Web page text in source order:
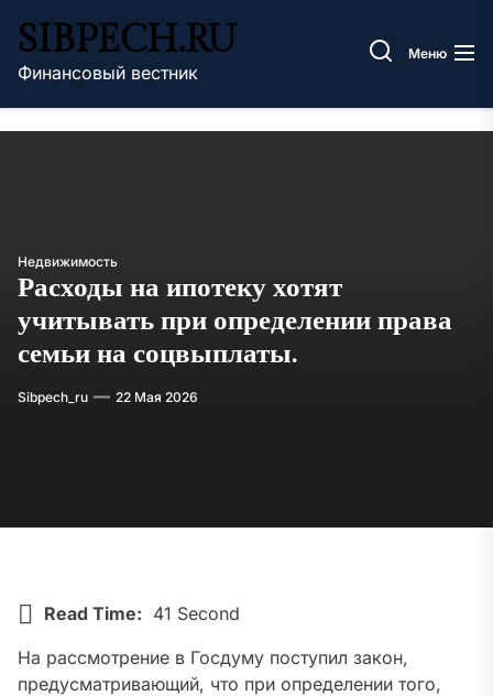
содержимому
SIBPECH.RU
Финансовый вестник
Меню
Недвижимость
Расходы на ипотеку хотят
учитывать при определении права
семьи на соцвыплаты.
Sibpech_ru 22 Мая 2026
Read Time: 41 Second
На рассмотрение в Госдуму поступил закон,
предусматривающий, что при определении того,